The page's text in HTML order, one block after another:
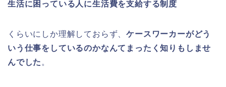
生活に困っている人に生活費を支給する制度
くらいにしか理解しておらず、ケースワーカーがどう
いう仕事をしているのかなんてまったく知りもしませ
んでした 。